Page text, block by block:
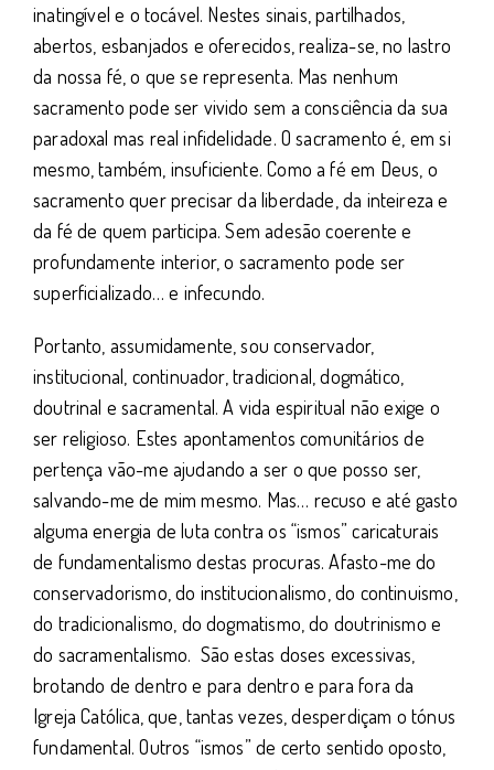
inatingível e o tocável. Nestes sinais, partilhados,
abertos, esbanjados e oferecidos, realiza-se, no lastro
da nossa fé, o que se representa. Mas nenhum
sacramento pode ser vivido sem a consciência da sua
paradoxal mas real infidelidade. O sacramento é, em si
mesmo, também, insuficiente. Como a fé em Deus, o
sacramento quer precisar da liberdade, da inteireza e
da fé de quem participa. Sem adesão coerente e
profundamente interior, o sacramento pode ser
superficializado… e infecundo.
Portanto, assumidamente, sou conservador,
institucional, continuador, tradicional, dogmático,
doutrinal e sacramental. A vida espiritual não exige o
ser religioso. Estes apontamentos comunitários de
pertença vão-me ajudando a ser o que posso ser,
salvando-me de mim mesmo. Mas… recuso e até gasto
alguma energia de luta contra os “ismos” caricaturais
de fundamentalismo destas procuras. Afasto-me do
conservadorismo, do institucionalismo, do continuismo,
do tradicionalismo, do dogmatismo, do doutrinismo e
do sacramentalismo. São estas doses excessivas,
brotando de dentro e para dentro e para fora da
Igreja Católica, que, tantas vezes, desperdiçam o tónus
fundamental. Outros “ismos” de certo sentido oposto,